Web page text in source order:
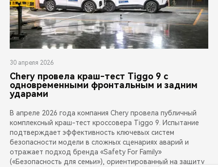
30 апреля 2026
Chery провела краш-тест Tiggo 9 с
одновременными фронтальным и задним
ударами
В апреле 2026 года компания Chery провела публичный
комплексный краш-тест кроссовера Tiggo 9. Испытание
подтверждает эффективность ключевых систем
безопасности модели в сложных сценариях аварий и
отражает подход бренда «Safety For Family»
(«Безопасность для семьи»), ориентированный на защиту